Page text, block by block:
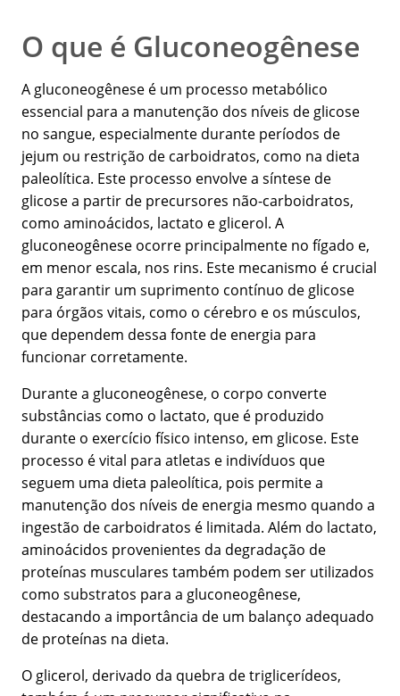
O que é Gluconeogênese
A gluconeogênese é um processo metabólico
essencial para a manutenção dos níveis de glicose
no sangue, especialmente durante períodos de
jejum ou restrição de carboidratos, como na dieta
paleolítica. Este processo envolve a síntese de
glicose a partir de precursores não-carboidratos,
como aminoácidos, lactato e glicerol. A
gluconeogênese ocorre principalmente no fígado e,
em menor escala, nos rins. Este mecanismo é crucial
para garantir um suprimento contínuo de glicose
para órgãos vitais, como o cérebro e os músculos,
que dependem dessa fonte de energia para
funcionar corretamente.
Durante a gluconeogênese, o corpo converte
substâncias como o lactato, que é produzido
durante o exercício físico intenso, em glicose. Este
processo é vital para atletas e indivíduos que
seguem uma dieta paleolítica, pois permite a
manutenção dos níveis de energia mesmo quando a
ingestão de carboidratos é limitada. Além do lactato,
aminoácidos provenientes da degradação de
proteínas musculares também podem ser utilizados
como substratos para a gluconeogênese,
destacando a importância de um balanço adequado
de proteínas na dieta.
O glicerol, derivado da quebra de triglicerídeos,